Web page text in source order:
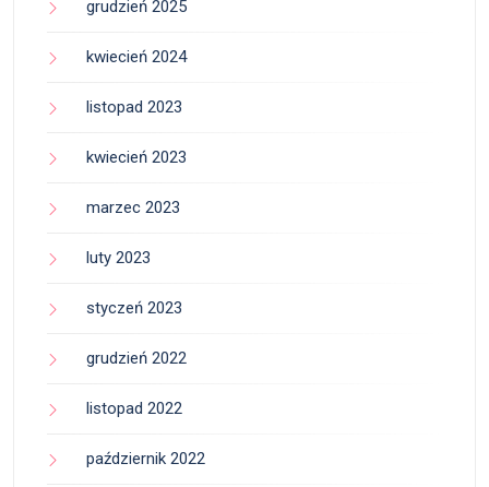
grudzień 2025
kwiecień 2024
listopad 2023
kwiecień 2023
marzec 2023
luty 2023
styczeń 2023
grudzień 2022
listopad 2022
październik 2022